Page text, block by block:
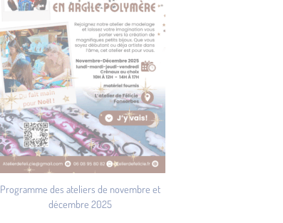
Programme des ateliers de novembre et
décembre 2025